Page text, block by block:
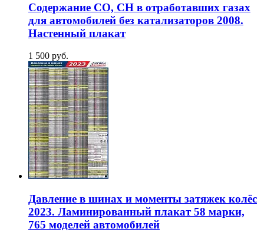
Содержание СО, СН в отработавших газах
для автомобилей без катализаторов 2008.
Настенный плакат
1 500 руб.
Давление в шинах и моменты затяжек колёс
2023. Ламинированный плакат 58 марки,
765 моделей автомобилей